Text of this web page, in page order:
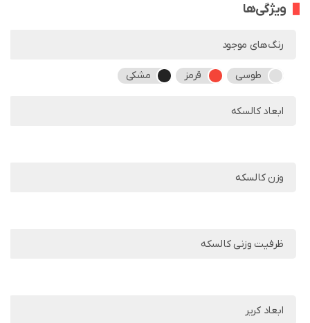
ویژگی‌ها
رنگ‌های موجود
طوسی قرمز مشکی
ابعاد کالسکه
وزن کالسکه
ظرفیت وزنی کالسکه
ابعاد کریر